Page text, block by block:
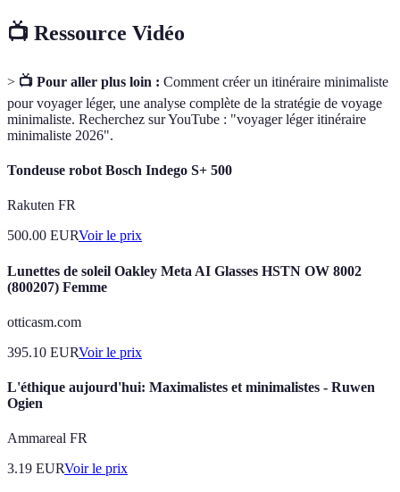
📺 Ressource Vidéo
> 📺 Pour aller plus loin : Comment créer un itinéraire minimaliste
pour voyager léger, une analyse complète de la stratégie de voyage
minimaliste. Recherchez sur YouTube : "voyager léger itinéraire
minimaliste 2026".
Tondeuse robot Bosch Indego S+ 500
Rakuten FR
500.00 EURVoir le prix
Lunettes de soleil Oakley Meta AI Glasses HSTN OW 8002
(800207) Femme
otticasm.com
395.10 EURVoir le prix
L'éthique aujourd'hui: Maximalistes et minimalistes - Ruwen
Ogien
Ammareal FR
3.19 EURVoir le prix